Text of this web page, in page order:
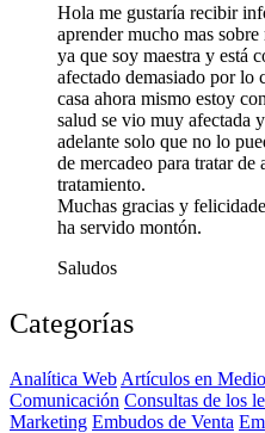
Hola me gustaría recibir
aprender mucho mas
ya que soy maestra y está
afectado demasiado por lo
casa ahora mismo estoy
salud se vio muy afectada
adelante solo que no lo
de mercadeo para tratar
tratamiento.
Muchas gracias y
ha servido montón.
Saludos
Categorías
Analítica Web Artículos en
Comunicación Consultas de los
Marketing Embudos de Venta